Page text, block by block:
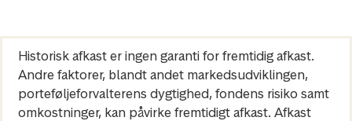
Historisk afkast er ingen garanti for fremtidig afkast.
Andre faktorer, blandt andet markedsudviklingen,
porteføljeforvalterens dygtighed, fondens risiko samt
omkostninger, kan påvirke fremtidigt afkast. Afkast